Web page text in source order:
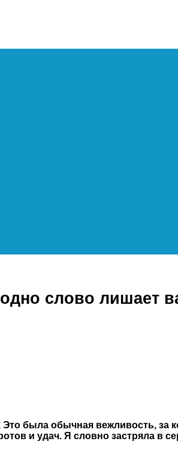
слово лишает
была обычная вежливость, за
и удач. Я словно застряла в